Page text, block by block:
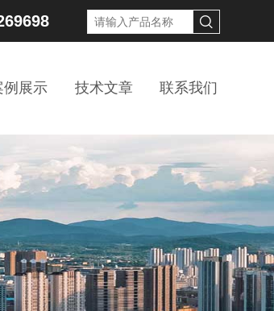
例展示 技术文章 联系我们